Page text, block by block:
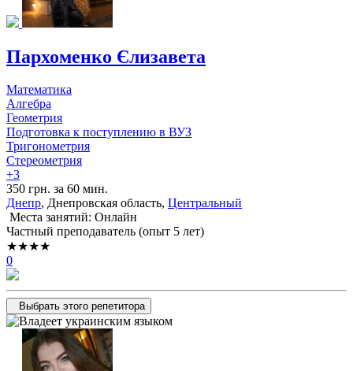
Пархоменко Єлизавета
Математика
Алгебра
Геометрия
Подготовка к поступлению в ВУЗ
Тригонометрия
Стереометрия
+3
350 грн. за 60 мин.
Днепр, Днепровская область, Центральный
Места занятий: Онлайн
Частный преподаватель (опыт 5 лет)
★★★★
0
Выбрать этого репетитора